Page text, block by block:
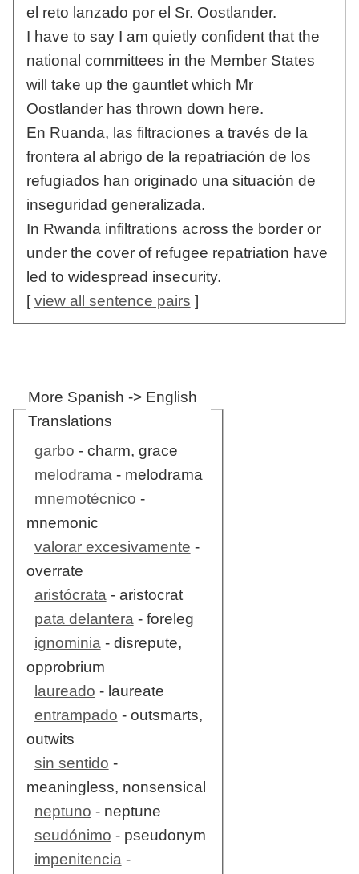
el reto lanzado por el Sr. Oostlander.
I have to say I am quietly confident that the
national committees in the Member States
will take up the gauntlet which Mr
Oostlander has thrown down here.
En Ruanda, las filtraciones a través de la
frontera al abrigo de la repatriación de los
refugiados han originado una situación de
inseguridad generalizada.
In Rwanda infiltrations across the border or
under the cover of refugee repatriation have
led to widespread insecurity.
[view all sentence pairs ]
More Spanish -> English
Translations
garbo - charm, grace
melodrama - melodrama
mnemotécnico -
mnemonic
valorar excesivamente -
overrate
aristócrata - aristocrat
pata delantera - foreleg
ignominia - disrepute,
opprobrium
laureado - laureate
entrampado - outsmarts,
outwits
sin sentido -
meaningless, nonsensical
neptuno - neptune
seudónimo - pseudonym
impenitencia -